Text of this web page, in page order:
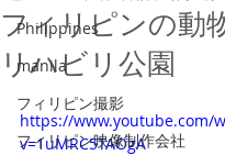
Philippines
manila
フィリピン撮影
フィリピン映像制作会社
フィリピンの動
リハビリ公園
https://www.youtube.com/
v=1uMRC5TAOgA